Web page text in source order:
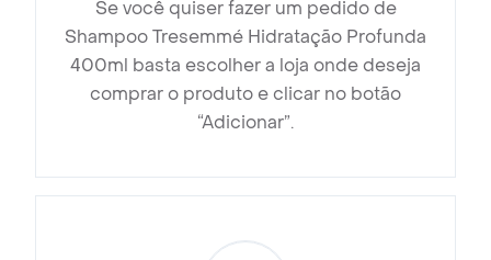
Se você quiser fazer um pedido de
Shampoo Tresemmé Hidratação Profunda
400ml basta escolher a loja onde deseja
comprar o produto e clicar no botão
“Adicionar”.